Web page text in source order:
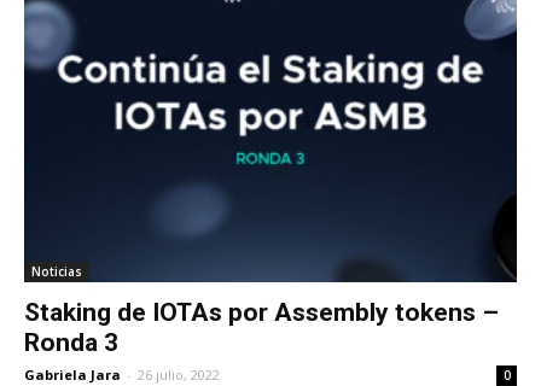
Noticias
Staking de IOTAs por Assembly tokens –
Ronda 3
Gabriela Jara - 26 julio, 2022 0